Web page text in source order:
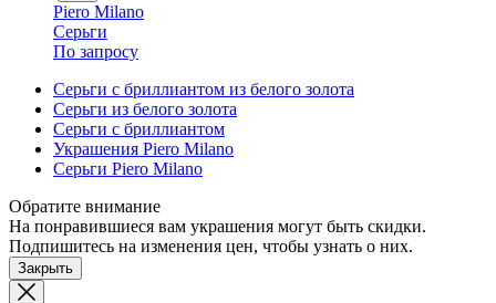
Piero Milano
Серьги
По запросу
Серьги с бриллиантом из белого золота
Серьги из белого золота
Серьги с бриллиантом
Украшения Piero Milano
Серьги Piero Milano
Обратите внимание
На понравившиеся вам украшения могут быть скидки.
Подпишитесь на изменения цен, чтобы узнать о них.
Закрыть